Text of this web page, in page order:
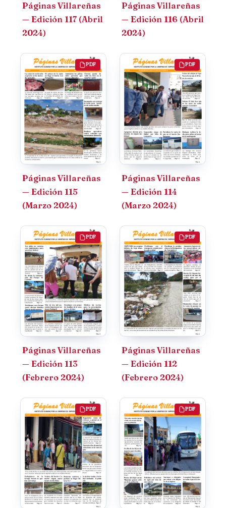
Páginas Villareñas
— Edición 117 (Abril
2024)
Páginas Villareñas
— Edición 116 (Abril
2024)
PDF
Páginas Villareñas
— Edición 115
(Marzo 2024)
PDF
Páginas Villareñas
— Edición 114
(Marzo 2024)
PDF
Páginas Villareñas
— Edición 113
(Febrero 2024)
PDF
Páginas Villareñas
— Edición 112
(Febrero 2024)
PDF PDF